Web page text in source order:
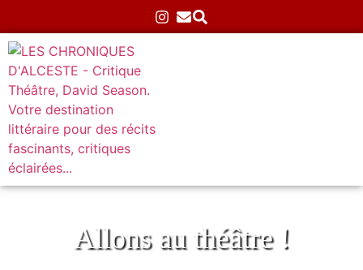
Allons au théâtre !